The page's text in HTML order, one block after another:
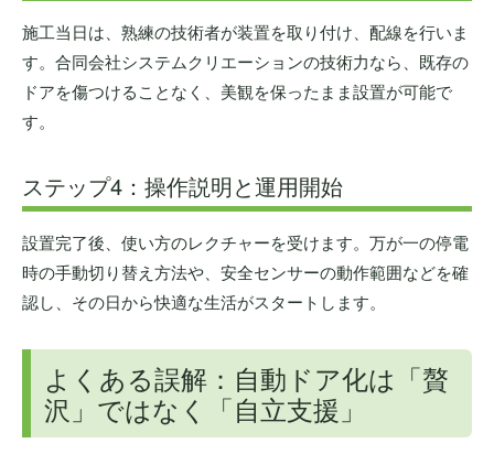
施工当日は、熟練の技術者が装置を取り付け、配線を行いま
す。合同会社システムクリエーションの技術力なら、既存の
ドアを傷つけることなく、美観を保ったまま設置が可能で
す。
ステップ4：操作説明と運用開始
設置完了後、使い方のレクチャーを受けます。万が一の停電
時の手動切り替え方法や、安全センサーの動作範囲などを確
認し、その日から快適な生活がスタートします。
よくある誤解：自動ドア化は「贅
沢」ではなく「自立支援」